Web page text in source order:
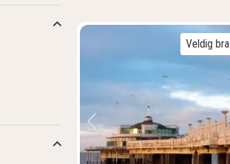
Forrige bilde
Veldig bra